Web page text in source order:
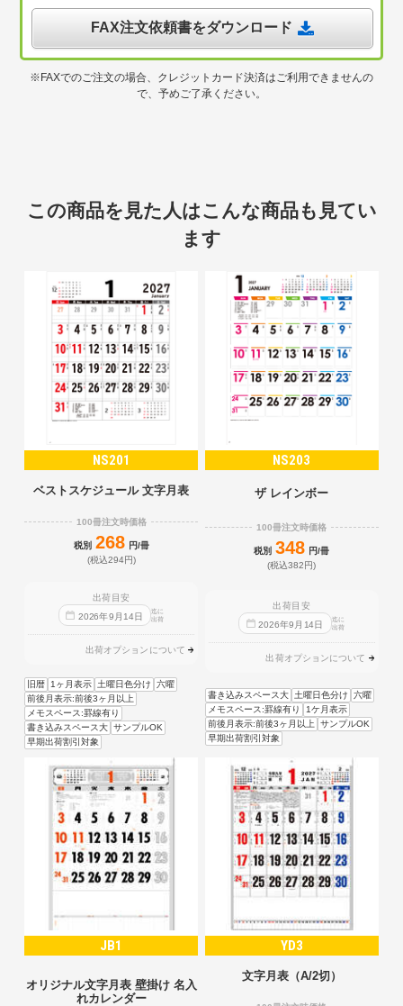
FAX注文依頼書をダウンロード
※FAXでのご注文の場合、クレジットカード決済はご利用できませんの
で、予めご了承ください。
この商品を見た人はこんな商品も見てい
ます
NS201
ベストスケジュール 文字月表
100冊注文時価格
税別 268 円/冊
(税込294円)
出荷目安
2026年9 月 14日
迄に
出荷
出荷オプションについて
旧暦 1ヶ月表示 土曜日色分け
六曜
前後月表示:前後3ヶ月以上
メモスペース:罫線有り
書き込みスペース大 サンプルOK
早期出荷割引対象
NS203
ザ レインボー
100冊注文時価格
税別 348 円/冊
(税込382円)
出荷目安
2026年9 月 14日
迄に
出荷
出荷オプションについて
書き込みスペース大 土曜日色分け
六曜
メモスペース:罫線有り
1ケ月表示
前後月表示:前後3ヶ月以上 サンプルOK
早期出荷割引対象
JB1
オリジナル文字月表 壁掛け 名入
れカレンダー
YD3
文字月表（A/2切）